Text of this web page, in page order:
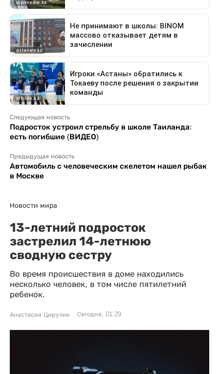
Следующая новость
Подросток устроил стрельбу в школе Таиланда:
есть погибшие (ВИДЕО)
Предыдущая новость
Автомобиль с человеческим скелетом нашел рыбак
в Москве
Новости мира
13-летний подросток
застрелил 14-летнюю
сводную сестру
Во время происшествия в доме находились
несколько человек, в том числе пятилетний
ребенок.
Анастасия Цирулик Сегодня, 01:29